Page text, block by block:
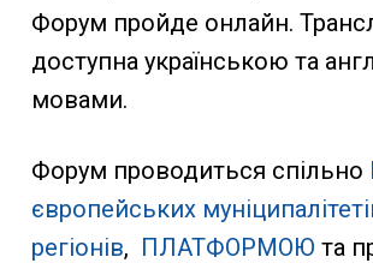
Форум пройде онлайн.
доступна українською та
мовами.
Форум проводиться спільно
європейських
регіонів, ПЛАТФОРМОЮ та